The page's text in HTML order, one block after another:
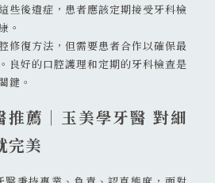
些後遺症，患者應該定期接受牙科檢
。
修復方法，但需要患者合作以確保最
良好的口腔護理和定期的牙科檢查是
鍵。
推薦｜玉美學牙醫 對細
完美